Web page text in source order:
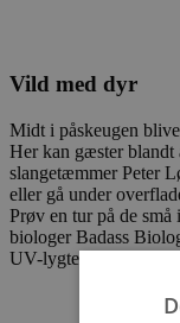
Vild med dyr
Midt i påskeugen
Her kan gæster blandt
slangetæmmer Peter
eller gå under
Prøv en tur på de små
biologer Badass
UV-lygter, når mørket